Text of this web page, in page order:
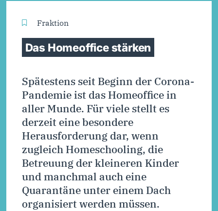
Fraktion
Das Homeoffice stärken
Spätestens seit Beginn der Corona-
Pandemie ist das Homeoffice in
aller Munde. Für viele stellt es
derzeit eine besondere
Herausforderung dar, wenn
zugleich Homeschooling, die
Betreuung der kleineren Kinder
und manchmal auch eine
Quarantäne unter einem Dach
organisiert werden müssen.